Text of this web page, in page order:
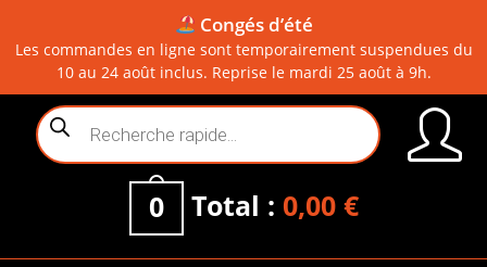
Congés d’été
Les commandes en ligne sont temporairement suspendues du
10 au 24 août inclus. Reprise le mardi 25 août à 9h.
content
Recherche
de
0 Total : 0,00 €